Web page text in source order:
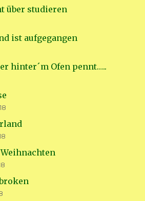
über studieren
ist aufgegangen
hinter´m Ofen pennt…..